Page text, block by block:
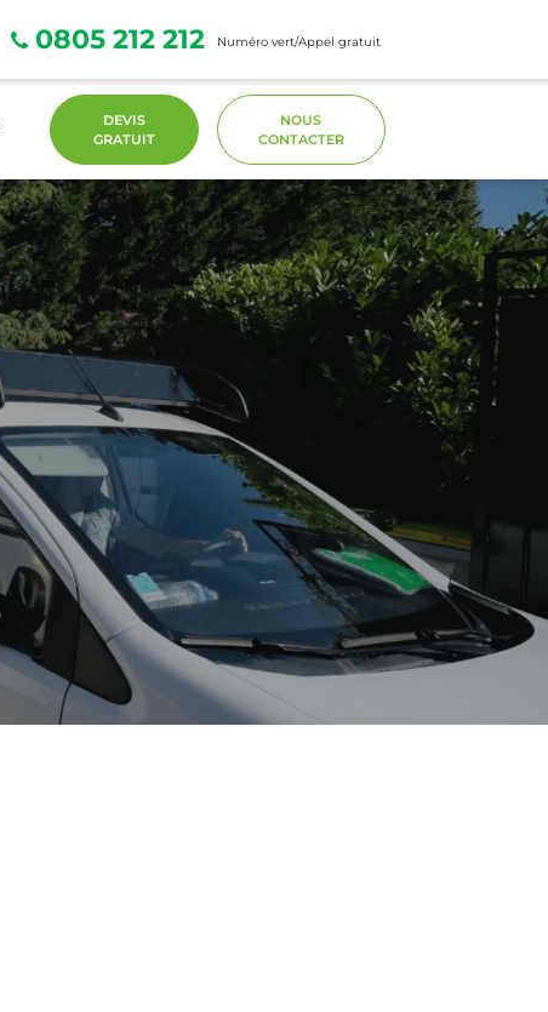
0805 212 212 Numéro vert/Appel gratuit
DEVIS
GRATUIT
NOUS
CONTACTER